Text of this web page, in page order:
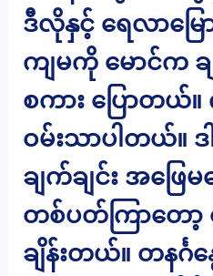
ဒီလိုနှင့် ရေလာမြေ
ကျမကို မောင်က
စကား ပြောတယ်။
ဝမ်းသာပါတယ်။
ချက်ချင်း အဖြေ
တစ်ပတ်ကြာတော့
ချိန်းတယ်။ တနင်္ဂ